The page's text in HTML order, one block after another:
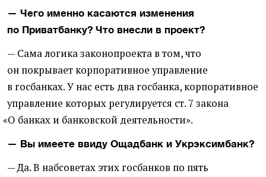
— Чего именно касаются изменения
по Приватбанку? Что внесли в проект?
— Сама логика законопроекта в том, что
он покрывает корпоративное управление
в госбанках. У нас есть два госбанка, корпоративное
управление которых регулируется ст. 7 закона
«О банках и банковской деятельности».
— Вы имеете ввиду Ощадбанк и Укрэксимбанк?
— Да. В набсоветах этих госбанков по пять